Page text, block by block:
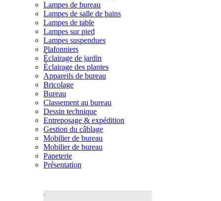
Lampes de bureau
Lampes de salle de bains
Lampes de table
Lampes sur pied
Lampes suspendues
Plafonniers
Éclairage de jardin
Éclairage des plantes
Appareils de bureau
Bricolage
Bureau
Classement au bureau
Dessin technique
Entreposage & expédition
Gestion du câblage
Mobilier de bureau
Mobilier de bureau
Papeterie
Présentation